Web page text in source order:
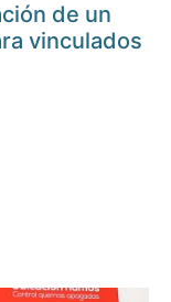
de un
vinculados